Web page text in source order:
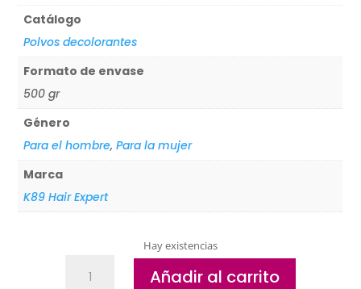
Catálogo
Polvos decolorantes
Formato de envase
500 gr
Género
Para el hombre,Para la mujer
Marca
K89 Hair Expert
Hay existencias
Decoloración
Añadir al carrito